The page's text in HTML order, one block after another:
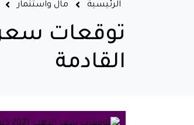
الرئيسية مال واستثمار
القادمة